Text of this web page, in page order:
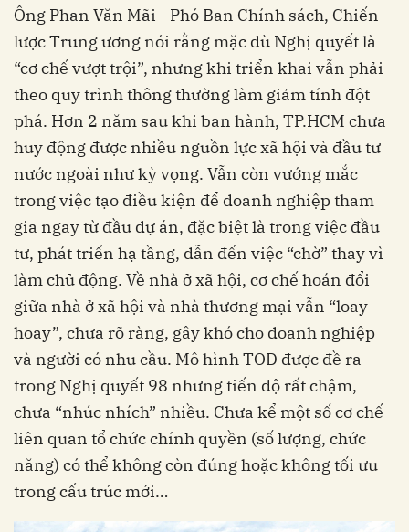
Ông Phan Văn Mãi - Phó Ban Chính sách, Chiến
lược Trung ương nói rằng mặc dù Nghị quyết là
“cơ chế vượt trội”, nhưng khi triển khai vẫn phải
theo quy trình thông thường làm giảm tính đột
phá. Hơn 2 năm sau khi ban hành, TP.HCM chưa
huy động được nhiều nguồn lực xã hội và đầu tư
nước ngoài như kỳ vọng. Vẫn còn vướng mắc
trong việc tạo điều kiện để doanh nghiệp tham
gia ngay từ đầu dự án, đặc biệt là trong việc đầu
tư, phát triển hạ tầng, dẫn đến việc “chờ” thay vì
làm chủ động. Về nhà ở xã hội, cơ chế hoán đổi
giữa nhà ở xã hội và nhà thương mại vẫn “loay
hoay”, chưa rõ ràng, gây khó cho doanh nghiệp
và người có nhu cầu. Mô hình TOD được đề ra
trong Nghị quyết 98 nhưng tiến độ rất chậm,
chưa “nhúc nhích” nhiều. Chưa kể một số cơ chế
liên quan tổ chức chính quyền (số lượng, chức
năng) có thể không còn đúng hoặc không tối ưu
trong cấu trúc mới…